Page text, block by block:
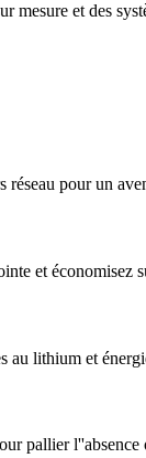
mesure et des
réseau pour un
et économisez
au lithium et
pallier